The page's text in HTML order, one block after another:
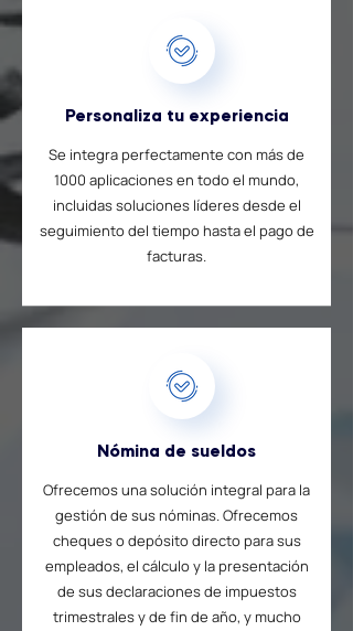
Personaliza tu experiencia
Se integra perfectamente con más de
1000 aplicaciones en todo el mundo,
incluidas soluciones líderes desde el
seguimiento del tiempo hasta el pago de
facturas.
Nómina de sueldos
Ofrecemos una solución integral para la
gestión de sus nóminas. Ofrecemos
cheques o depósito directo para sus
empleados, el cálculo y la presentación
de sus declaraciones de impuestos
trimestrales y de fin de año, y mucho